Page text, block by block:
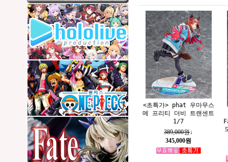
<초특가> phat 우마무스
메 프리티 더비 트랜센트
1/7
389,000원↓
345,000원